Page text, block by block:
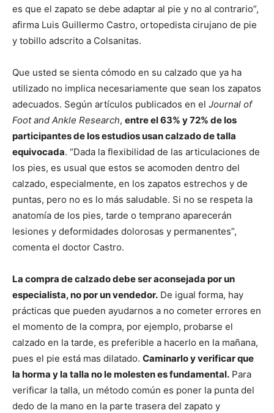
es que el zapato se debe adaptar al pie y no al contrario”,
afirma Luis Guillermo Castro, ortopedista cirujano de pie
y tobillo adscrito a Colsanitas.
Que usted se sienta cómodo en su calzado que ya ha
utilizado no implica necesariamente que sean los zapatos
adecuados. Según artículos publicados en el Journal of
Foot and Ankle Research, entre el 63% y 72% de los
participantes de los estudios usan calzado de talla
equivocada. “Dada la flexibilidad de las articulaciones de
los pies, es usual que estos se acomoden dentro del
calzado, especialmente, en los zapatos estrechos y de
puntas, pero no es lo más saludable. Si no se respeta la
anatomía de los pies, tarde o temprano aparecerán
lesiones y deformidades dolorosas y permanentes”,
comenta el doctor Castro.
La compra de calzado debe ser aconsejada por un
especialista, no por un vendedor. De igual forma, hay
prácticas que pueden ayudarnos a no cometer errores en
el momento de la compra, por ejemplo, probarse el
calzado en la tarde, es preferible a hacerlo en la mañana,
pues el pie está mas dilatado. Caminarlo y verificar que
la horma y la talla no le molesten es fundamental. Para
verificar la talla, un método común es poner la punta del
dedo de la mano en la parte trasera del zapato y